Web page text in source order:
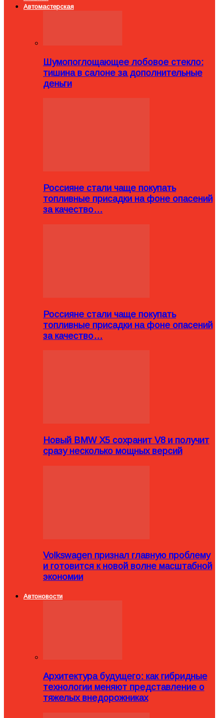
Автомастерская
Шумопоглощающее лобовое стекло:
тишина в салоне за дополнительные
деньги
Россияне стали чаще покупать
топливные присадки на фоне опасений
за качество…
Россияне стали чаще покупать
топливные присадки на фоне опасений
за качество…
Новый BMW X5 сохранит V8 и получит
сразу несколько мощных версий
Volkswagen признал главную проблему
и готовится к новой волне масштабной
экономии
Автоновости
Архитектура будущего: как гибридные
технологии меняют представление о
тяжелых внедорожниках